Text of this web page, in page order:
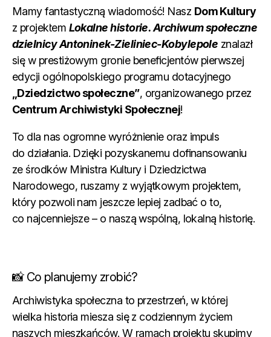
Mamy fantastyczną wiadomość! Nasz Dom Kultury
z projektem Lokalne historie. Archiwum społeczne
dzielnicy Antoninek-Zieliniec-Kobylepole znalazł
się w prestiżowym gronie beneficjentów pierwszej
edycji ogólnopolskiego programu dotacyjnego
„Dziedzictwo społeczne”, organizowanego przez
Centrum Archiwistyki Społecznej!
To dla nas ogromne wyróżnienie oraz impuls
do działania. Dzięki pozyskanemu dofinansowaniu
ze środków Ministra Kultury i Dziedzictwa
Narodowego, ruszamy z wyjątkowym projektem,
który pozwoli nam jeszcze lepiej zadbać o to,
co najcenniejsze – o naszą wspólną, lokalną historię.
📸 Co planujemy zrobić?
Archiwistyka społeczna to przestrzeń, w której
wielka historia miesza się z codziennym życiem
naszych mieszkańców. W ramach projektu skupimy